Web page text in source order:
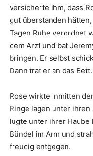
versicherte ihm, dass
gut überstanden
Tagen Ruhe verordnet
dem Arzt und bat
bringen. Er selbst
Dann trat er an das Bett.
Rose wirkte inmitten
Ringe lagen unter ihren
lugte unter ihrer Haube
Bündel im Arm und
freudig entgegen.